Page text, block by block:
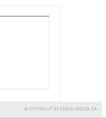
© COPYRIGHT BY GREMI MEDIA SA